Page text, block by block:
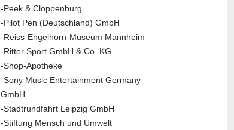
-Peek & Cloppenburg
-Pilot Pen (Deutschland) GmbH
-Reiss-Engelhorn-Museum Mannheim
-Ritter Sport GmbH & Co. KG
-Shop-Apotheke
-Sony Music Entertainment Germany
GmbH
-Stadtrundfahrt Leipzig GmbH
-Stiftung Mensch und Umwelt